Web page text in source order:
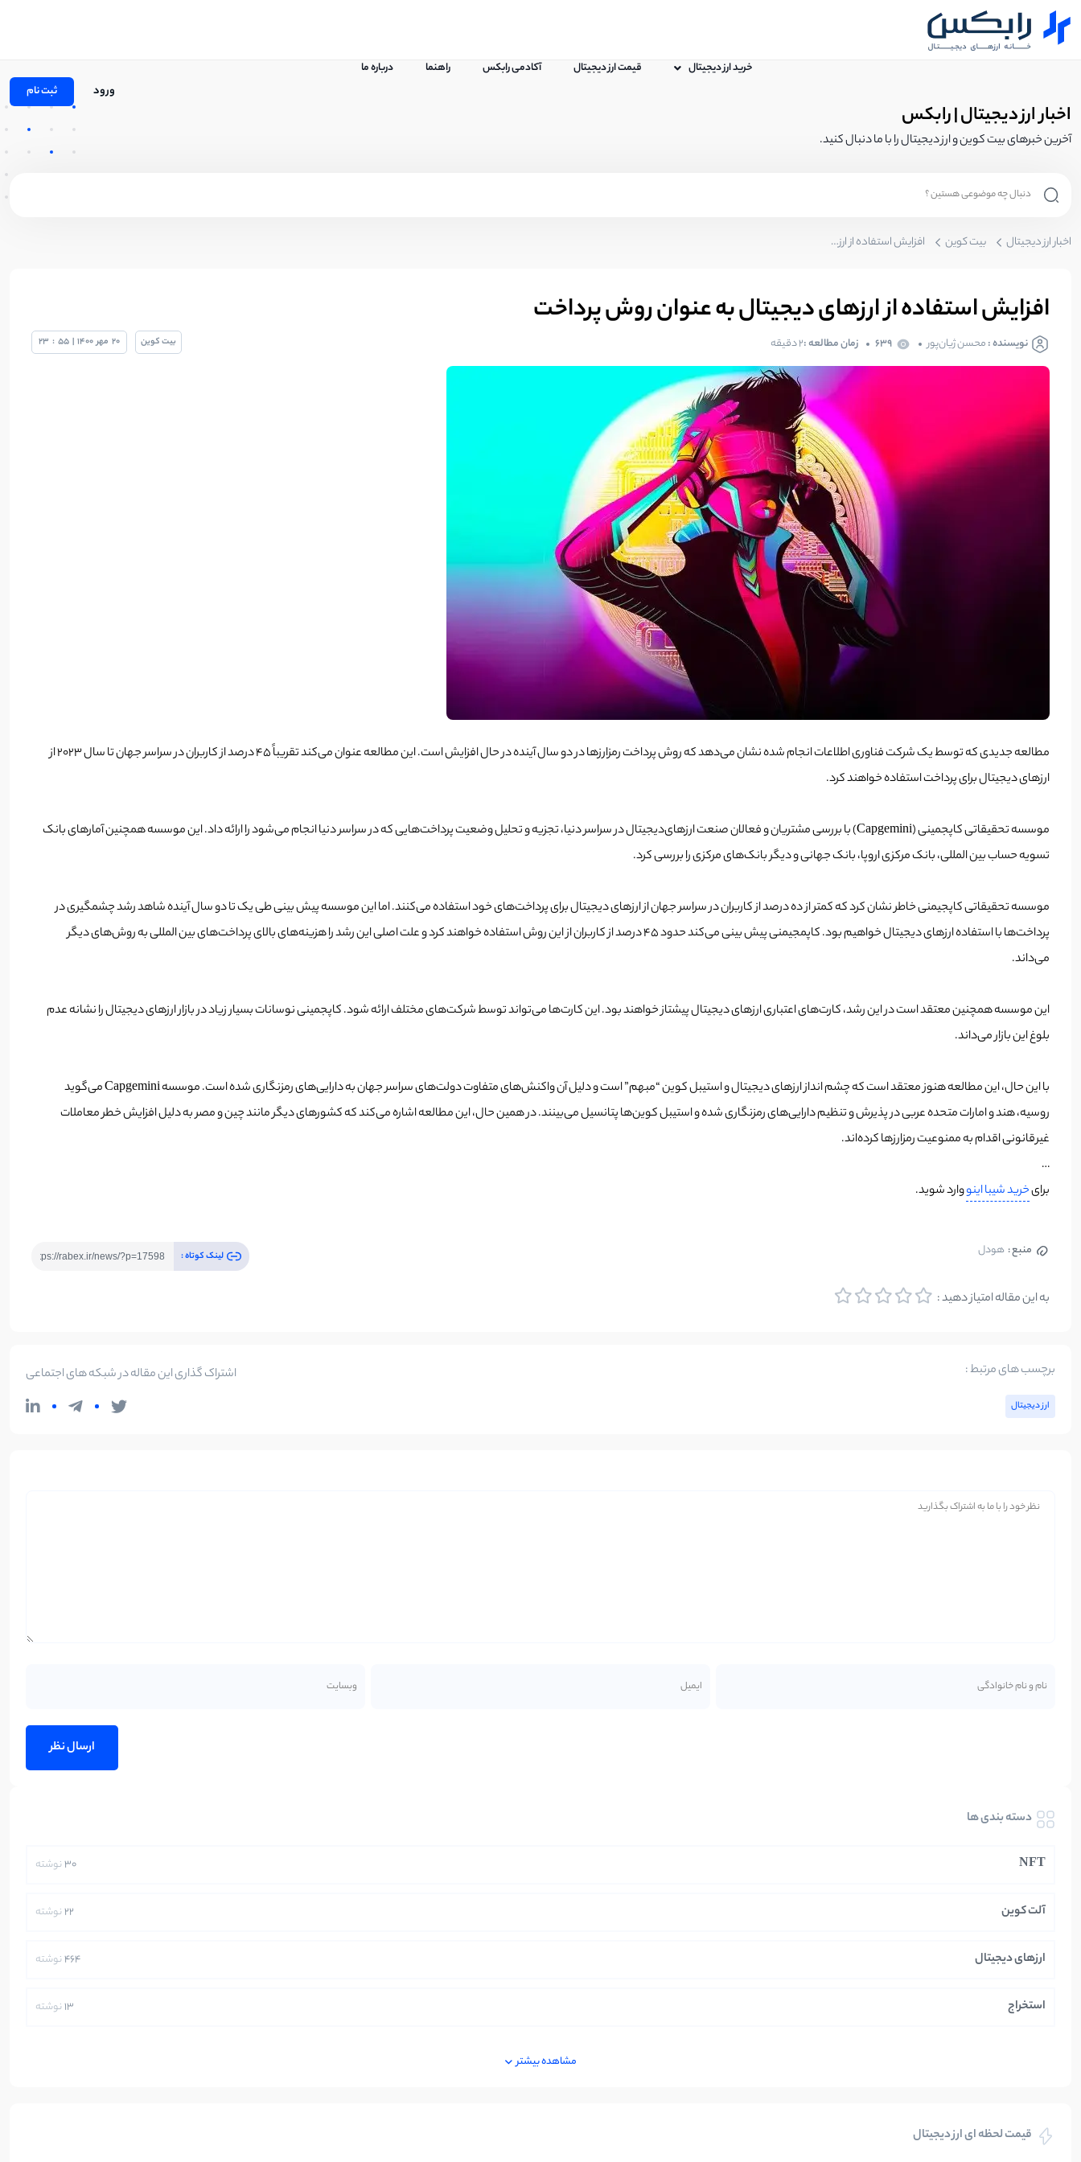
خرید ارز دیجیتال قیمت ارز دیجیتال آکادمی رابکس راهنما درباره ما
ورود ثبت نام
اخبار ارز دیجیتال | رابکس
آخرین خبرهای بیت کوین و ارز دیجیتال را با ما دنبال کنید.
اخبار ارز دیجیتال بیت کوین افزایش استفاده از ارزهای دیجیتال به عنوان روش پرداخت
افزایش استفاده از ارزهای دیجیتال به عنوان روش پرداخت
نویسنده :محسن ژیان‌پور 639 زمان مطالعه :۲ دقیقه بیت کوین 20 مهر 1400
|
55
:
23
مطالعه جدیدی که توسط یک شرکت فناوری اطلاعات انجام شده نشان می‌دهد که روش پرداخت رمزارزها در دو سال آینده در حال افزایش است. این مطالعه عنوان می‌کند تقریباً 45 درصد از کاربران در سراسر جهان تا سال 2023 از
ارزهای دیجیتال برای پرداخت استفاده خواهند کرد.
موسسه تحقیقاتی کاپجمینی (Capgemini) با بررسی مشتریان و فعالان صنعت ارزهای‌دیجیتال در سراسر دنیا، تجزیه و تحلیل وضعیت پرداخت‌هایی که در سراسر دنیا انجام می‌شود را ارائه داد. این موسسه همچنین آمارهای بانک
تسویه حساب بین المللی، بانک مرکزی اروپا، بانک جهانی و دیگر بانک‌های مرکزی را بررسی کرد.
موسسه تحقیقاتی کاپجیمنی خاطر نشان کرد که کمتر از ده درصد از کاربران در سراسر جهان از ارزهای دیجیتال برای پرداخت‌های خود استفاده می‌کنند. اما این موسسه پیش بینی طی یک تا دو سال آینده شاهد رشد چشمگیری در
پرداخت‌‌ها با استفاده ارزهای دیجیتال خواهیم بود. کاپمجیمنی پیش بینی می‌کند حدود 45 درصد از کاربران از این روش استفاده خواهند کرد و علت اصلی این رشد را هزینه‌‌های بالای پرداخت‌های بین المللی به روش‌های دیگر
می‌داند.
این موسسه همچنین معتقد است در این رشد، کارت‌های اعتباری ارزهای دیجیتال پیشتاز خواهند بود. این کارت‌ها می‌تواند توسط شرکت‌های مختلف ارائه شود. کاپجمینی نوسانات بسیار زیاد در بازار ارزهای دیجیتال را نشانه عدم
بلوغ این بازار می‌داند.
با این حال، این مطالعه هنوز معتقد است که چشم انداز ارزهای دیجیتال و استیبل کوین “مبهم” است و دلیل آن واکنش‌های متفاوت دولت‌های سراسر جهان به دارایی‌های رمزنگاری شده است. موسسه Capgemini می‌گوید
روسیه، هند و امارات متحده عربی در پذیرش و تنظیم دارایی‌های رمزنگاری شده و استیبل کوین‌‌ها پتانسیل می‌بینند. در همین حال، این مطالعه اشاره می‌کند که کشورهای دیگر مانند چین و مصر به دلیل افزایش خطر معاملات
غیرقانونی اقدام به ممنوعیت رمزارزها کرده‌اند.
…
برایخرید شیبا اینووارد شوید.
منبع : هودل
به این مقاله امتیاز دهید :
لینک کوتاه :
برچسب های مرتبط :
ارز دیجیتال
اشتراک گذاری این مقاله در شبکه های اجتماعی
دسته بندی ها
NFT
30نوشته
آلت کوین 22نوشته
ارزهای دیجیتال 464نوشته
استخراج 13نوشته
بلاکچین
مشاهده بیشتر
قیمت لحظه ای ارز دیجیتال